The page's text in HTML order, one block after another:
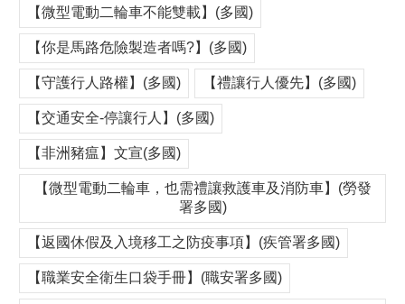
【微型電動二輪車不能雙載】(多國)
【你是馬路危險製造者嗎?】(多國)
【守護行人路權】(多國) 【禮讓行人優先】(多國)
【交通安全-停讓行人】(多國)
【非洲豬瘟】文宣(多國)
【微型電動二輪車，也需禮讓救護車及消防車】(勞發
署多國)
【返國休假及入境移工之防疫事項】(疾管署多國)
【職業安全衛生口袋手冊】(職安署多國)